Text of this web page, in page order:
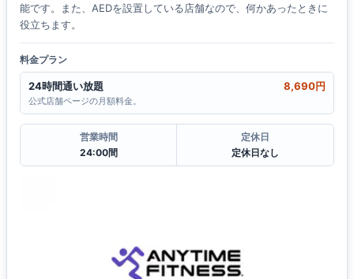
能です。また、AEDを設置している店舗なので、何かあったときに
役立ちます。
料金プラン
24時間通い放題 8,690円
公式店舗ページの月額料金。
営業時間
24:00間
定休日
定休日なし